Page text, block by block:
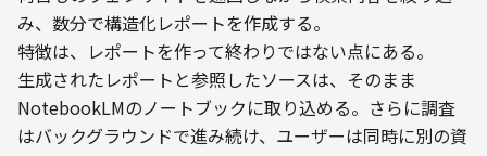
み、数分で構造化レポートを作成する。
特徴は、レポートを作って終わりではない点にある。
生成されたレポートと参照したソースは、そのまま
NotebookLMのノートブックに取り込める。さらに調査
はバックグラウンドで進み続け、ユーザーは同時に別の資